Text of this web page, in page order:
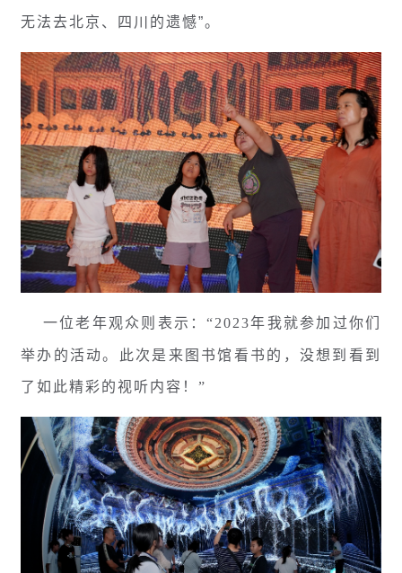
无法去北京、四川的遗憾”。
一位老年观众则表示：“2023年我就参加过你们
举办的活动。此次是来图书馆看书的，没想到看到
了如此精彩的视听内容！”